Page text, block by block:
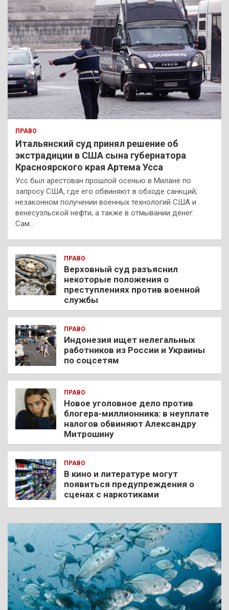
ПРАВО
Итальянский суд принял решение об
экстрадиции в США сына губернатора
Красноярского края Артема Усса
Усс был арестован прошлой осенью в Милане по
запросу США, где его обвиняют в обходе санкций,
незаконном получении военных технологий США и
венесуэльской нефти, а также в отмывании денег.
Сам…
ПРАВО
Верховный суд разъяснил
некоторые положения о
преступлениях против военной
службы
ПРАВО
Индонезия ищет нелегальных
работников из России и Украины
по соцсетям
ПРАВО
Новое уголовное дело против
блогера-миллионника: в неуплате
налогов обвиняют Александру
Митрошину
ПРАВО
В кино и литературе могут
появиться предупреждения о
сценах с наркотиками